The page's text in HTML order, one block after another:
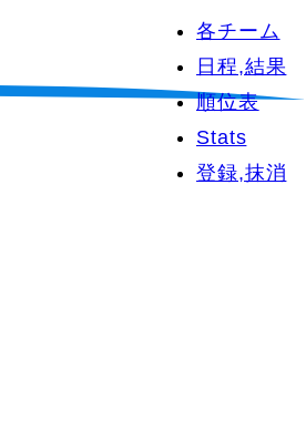
各チーム
日程,結果
順位表
Stats
登録,抹消